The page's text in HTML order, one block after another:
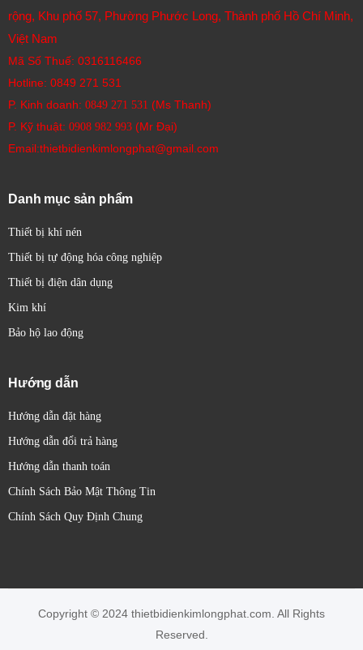
rộng, Khu phố 57, Phường Phước Long, Thành phố Hồ Chí Minh,
Việt Nam
Mã Số Thuế: 0316116466
Hotline: 0849 271 531
P. Kinh doanh: 0849 271 531 (Ms Thanh)
P. Kỹ thuật: 0908 982 993​ (Mr Đại)
Email:thietbidienkimlongphat@gmail.com
Danh mục sản phẩm
Thiết bị khí nén
Thiết bị tự động hóa công nghiệp
Thiết bị điện dân dụng
Kim khí
Bảo hộ lao động
Hướng dẫn
Hướng dẫn đặt hàng
Hướng dẫn đổi trả hàng
Hướng dẫn thanh toán
Chính Sách Bảo Mật Thông Tin
Chính Sách Quy Định Chung
Copyright © 2024 thietbidienkimlongphat.com. All Rights
Reserved.